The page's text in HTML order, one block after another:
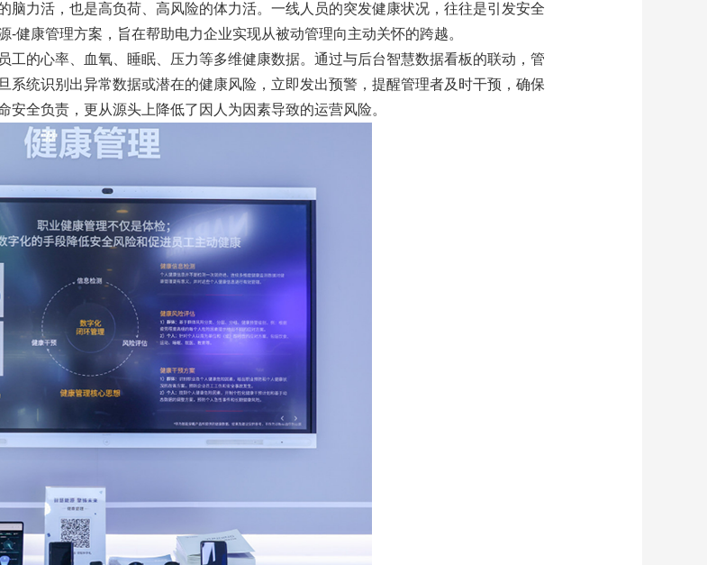
脑力活，也是高负荷、高风险的体力活。一线人员的突发健康状况，往往是引发安全
健康管理方案，旨在帮助电力企业实现从被动管理向主动关怀的跨越。
工的心率、血氧、睡眠、压力等多维健康数据。通过与后台智慧数据看板的联动，管
系统识别出异常数据或潜在的健康风险，立即发出预警，提醒管理者及时干预，确保
全负责，更从源头上降低了因人为因素导致的运营风险。